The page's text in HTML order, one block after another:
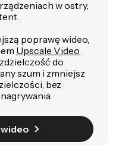
w ostry,
poprawę wideo,
Upscale Video
do
szum i zmniejsz
bez